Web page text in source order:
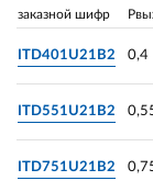
заказной шифр
ITD401U21B2 0,4
ITD551U21B2
ITD751U21B2